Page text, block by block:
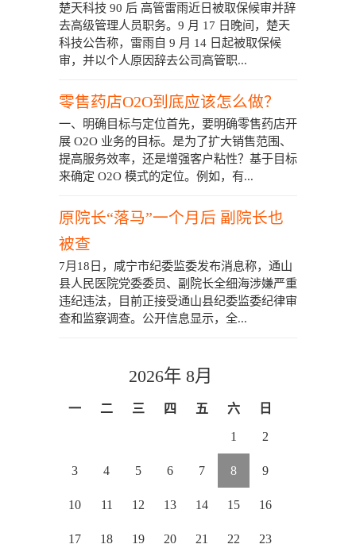
楚天科技 90 后 高管雷雨近日被取保候审并辞
去高级管理人员职务。9 月 17 日晚间，楚天
科技公告称，雷雨自 9 月 14 日起被取保候
审，并以个人原因辞去公司高管职...
零售药店O2O到底应该怎么做？
一、明确目标与定位首先，要明确零售药店开
展 O2O 业务的目标。是为了扩大销售范围、
提高服务效率，还是增强客户粘性？基于目标
来确定 O2O 模式的定位。例如，有...
原院长“落马”一个月后 副院长也
被查
7月18日，咸宁市纪委监委发布消息称，通山
县人民医院党委委员、副院长全细海涉嫌严重
违纪违法，目前正接受通山县纪委监委纪律审
查和监察调查。公开信息显示，全...
2026年 8月
一 二 三 四 五 六 日
1 2
3 4 5 6 7 8 9
10 11 12 13 14 15 16
17 18 19 20 21 22 23